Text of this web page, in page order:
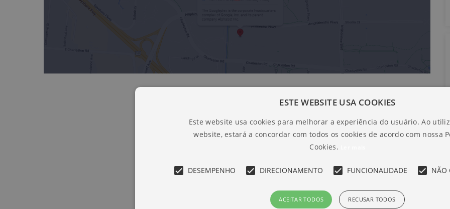
ESTE WEBSITE USA COOKIES
Este website usa cookies para melhorar a experiência do usuário. Ao
website, estará a concordar com todos os cookies de acordo com nossa
Cookies.
DESEMPENHO DIRECIONAMENTO FUNCIONALIDADE NÃO
ACEITAR TODOS RECUSAR TODOS